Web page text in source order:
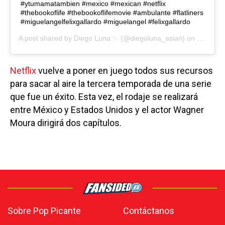
#ytumamatambien #mexico #mexican #netflix
#thebookoflife #thebookoflifemovie #ambulante #flatliners
#miguelangelfelixgallardo #miguelangel #felixgallardo
A post shared by Diego Luna ✨ (@diegoluna_asian) on
Netflixvuelve a poner en juego todos sus recursos
para sacar al aire la tercera temporada de una serie
que fue un éxito. Esta vez, el rodaje se realizará
entre México y Estados Unidos y el actor Wagner
Moura dirigirá dos capítulos.
Sobre Pop Picante
Contáctanos